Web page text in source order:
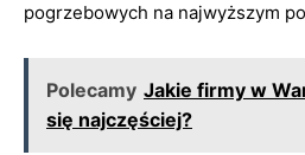
pogrzebowych na najwyższym
Polecamy Jakie firmy w
się najczęściej?